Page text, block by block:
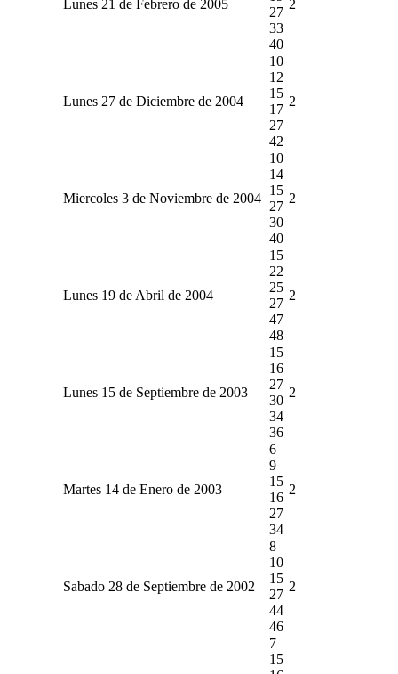
Lunes 21 de Febrero de 2005
27
33
40
2
Lunes 27 de Diciembre de 2004
10
12
15
17
27
42
2
Miercoles 3 de Noviembre de 2004
10
14
15
27
30
40
2
Lunes 19 de Abril de 2004
15
22
25
27
47
48
2
Lunes 15 de Septiembre de 2003
15
16
27
30
34
36
2
Martes 14 de Enero de 2003
6
9
15
16
27
34
2
Sabado 28 de Septiembre de 2002
8
10
15
27
44
46
2
7
15